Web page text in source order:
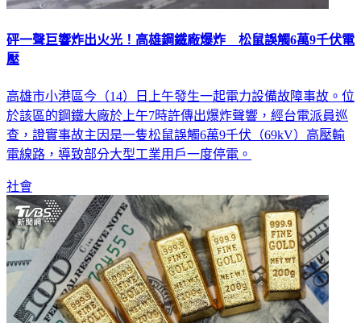
砰一聲巨響炸出火光！高雄鋼鐵廠爆炸 松鼠誤觸6萬9千伏電
壓
高雄市小港區今（14）日上午發生一起電力設備故障事故。位
於該區的鋼鐵大廠於上午7時許傳出爆炸聲響，經台電派員巡
查，證實事故主因是一隻松鼠誤觸6萬9千伏（69kV）高壓輸
電線路，導致部分大型工業用戶一度停電。
社會